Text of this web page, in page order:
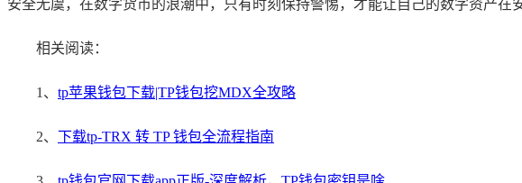
安全无虞，在数字货币的浪潮中，只有时刻保持警惕，才能让自己的数字资产在
相关阅读：
1、 tp苹果钱包下载|TP钱包挖MDX全攻略
2、 下载tp-TRX 转 TP 钱包全流程指南